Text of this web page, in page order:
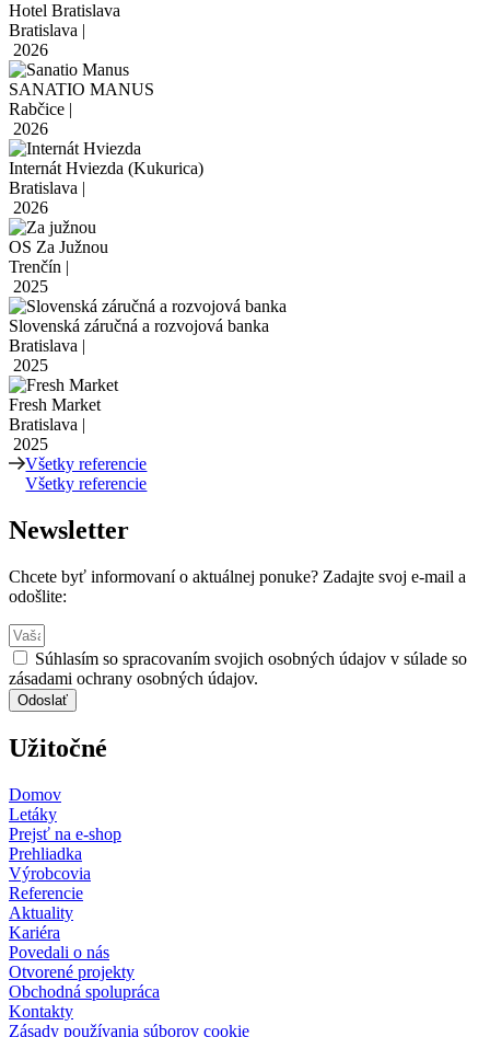
Hotel Bratislava
Bratislava |
2026
SANATIO MANUS
Rabčice |
2026
Internát Hviezda (Kukurica)
Bratislava |
2026
OS Za Južnou
Trenčín |
2025
Slovenská záručná a rozvojová banka
Bratislava |
2025
Fresh Market
Bratislava |
2025
Všetky referencie
Všetky referencie
Newsletter
Chcete byť informovaní o aktuálnej ponuke? Zadajte svoj e-mail a
odošlite:
Súhlasím so spracovaním svojich osobných údajov v súlade so
zásadami ochrany osobných údajov.
Odoslať
Užitočné
Domov
Letáky
Prejsť na e-shop
Prehliadka
Výrobcovia
Referencie
Aktuality
Kariéra
Povedali o nás
Otvorené projekty
Obchodná spolupráca
Kontakty
Zásady používania súborov cookie